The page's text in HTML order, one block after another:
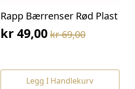
Rapp Bærrenser Rød Plast
kr69,00
Opprinnelig
var:
kr 69,00.
kr 49,00
Nåværende
er:
kr 49,00.
Legg I Handlekurv